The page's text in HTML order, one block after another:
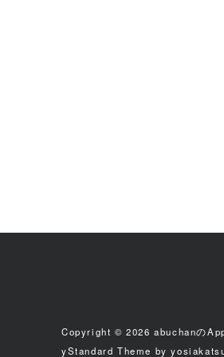
Copyright © 2026abuchanの
yStandard Theme by